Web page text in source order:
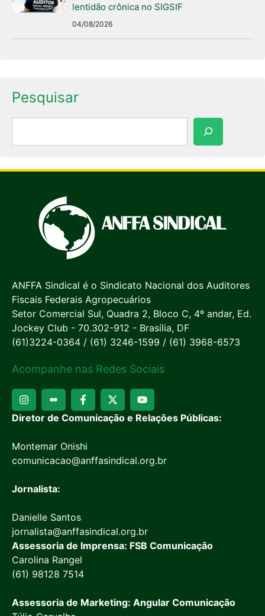
lentidão crônica no SIGSIF
04/08/2026
Pesquisar
ANFFA Sindical é o Sindicato Nacional dos Auditores
Fiscais Federais Agropecuários
Setor Comercial Sul, Quadra 2, Bloco C, 4º andar, Ed.
Jockey Club - 70.302-912 - Brasília, DF
(61)3224-0364 / (61) 3246-1599 / (61) 3968-6573
Acompanhe nas Redes Sociais
Diretor de Comunicação e Relações Públicas:
Montemar Onishi
comunicacao@anffasindical.org.br
Jornalista:
Danielle Santos
jornalista@anffasindical.org.br
Assessoria de Imprensa: FSB Comunicação
Carolina Rangel
(61) 98128 7514
Assessoria de Marketing: Angular Comunicação